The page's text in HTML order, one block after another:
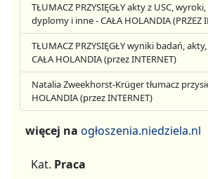
TŁUMACZ PRZYSIĘGŁY akty z USC,
dyplomy i inne - CAŁA HOLANDIA (PRZEZ
TŁUMACZ PRZYSIĘGŁY wyniki badań,
CAŁA HOLANDIA (przez INTERNET)
Natalia Zweekhorst-Krüger tłumacz
HOLANDIA (przez INTERNET)
więcej na ogłoszenia.niedziela.nl
Kat. Praca